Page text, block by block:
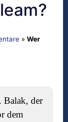
» Wer
Balak, der
dem